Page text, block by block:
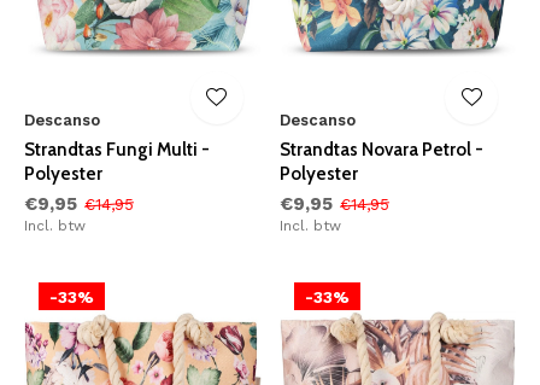
Descanso
Strandtas Fungi Multi -
Polyester
€9,95 €14,95
Incl. btw
Descanso
Strandtas Novara Petrol -
Polyester
€9,95 €14,95
Incl. btw
-33% -33%